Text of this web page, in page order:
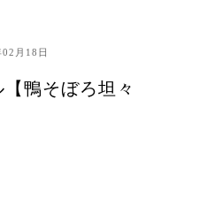
月18日
鴨そぼろ坦々